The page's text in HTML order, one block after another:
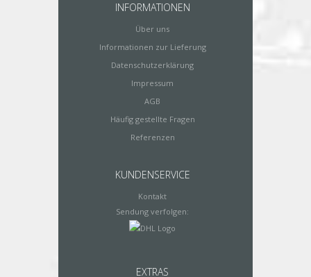
INFORMATIONEN
Über uns
Informationen zur Lieferung
Datenschutzerklärung
Impressum
AGB
Häufig gestellte Fragen
Referenzen
KUNDENSERVICE
Kontakt
Sendung verfolgen:
EXTRAS